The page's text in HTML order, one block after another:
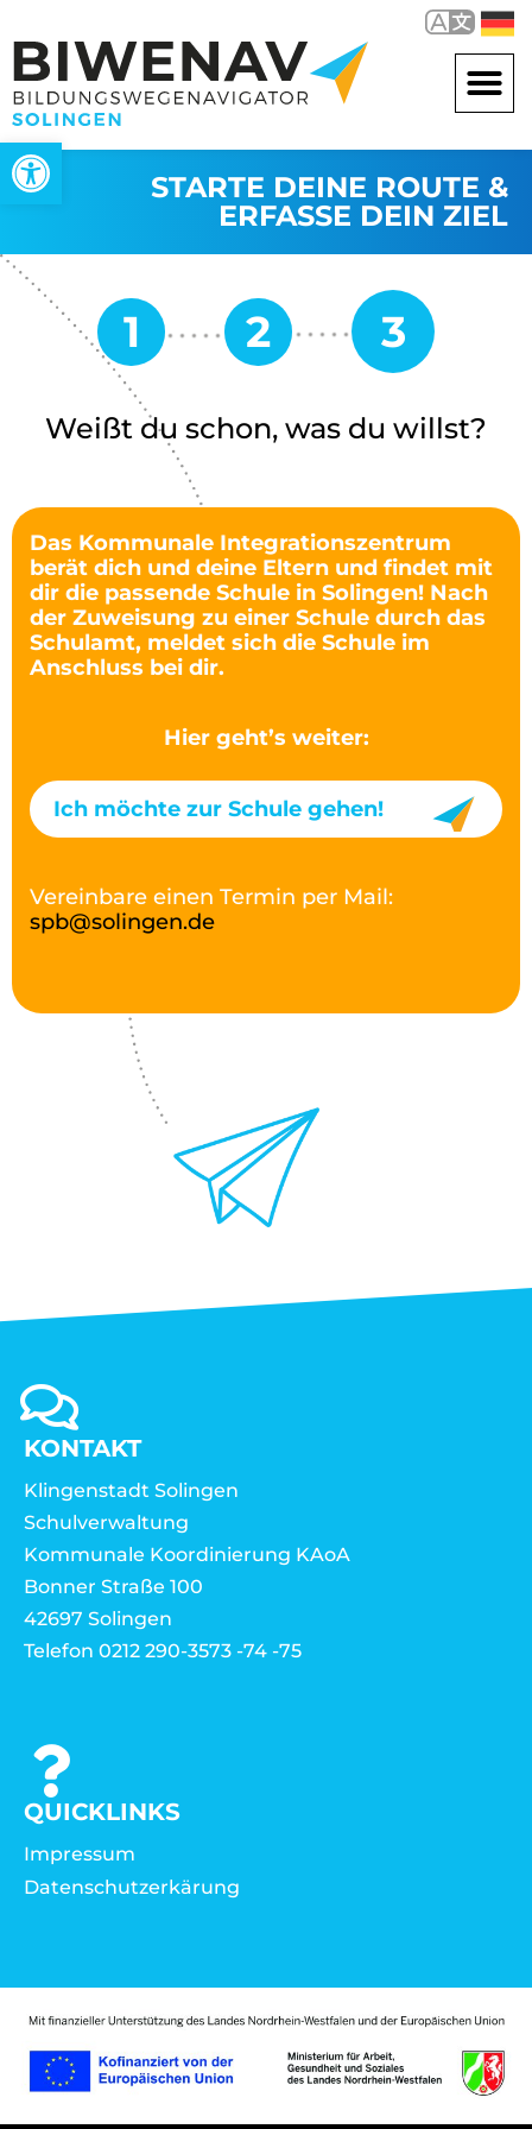
Werkzeugleiste öffnen
STARTE DEINE ROUTE &
ERFASSE DEIN ZIEL
Weißt du schon, was du willst?
Das Kommunale Integrationszentrum
berät dich und deine Eltern und findet mit
dir die passende Schule in Solingen! Nach
der Zuweisung zu einer Schule durch das
Schulamt, meldet sich die Schule im
Anschluss bei dir.
Hier geht’s weiter:
Ich möchte zur Schule gehen!
Vereinbare einen Termin per Mail:
spb@solingen.de
KONTAKT
Klingenstadt Solingen
Schulverwaltung
Kommunale Koordinierung KAoA
Bonner Straße 100
42697 Solingen
Telefon 0212 290-3573 -74 -75
QUICKLINKS
Impressum
Datenschutzerkärung